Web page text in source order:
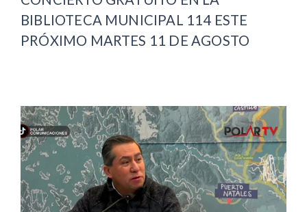
BIBLIOTECA MUNICIPAL 114 ESTE
PRÓXIMO MARTES 11 DE AGOSTO